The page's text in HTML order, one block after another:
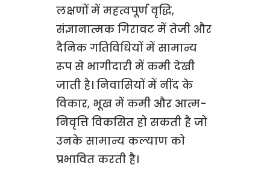
लक्षणों में महत्वपूर्ण वृद्धि,
संज्ञानात्मक गिरावट में तेजी और
दैनिक गतिविधियों में सामान्य
रूप से भागीदारी में कमी देखी
जाती है। निवासियों में नींद के
विकार, भूख में कमी और आत्म-
निवृत्ति विकसित हो सकती है जो
उनके सामान्य कल्याण को
प्रभावित करती है।